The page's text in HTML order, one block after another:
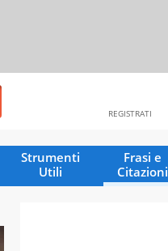
REGISTRATI
Strumenti
Utili
Frasi e
Citazioni